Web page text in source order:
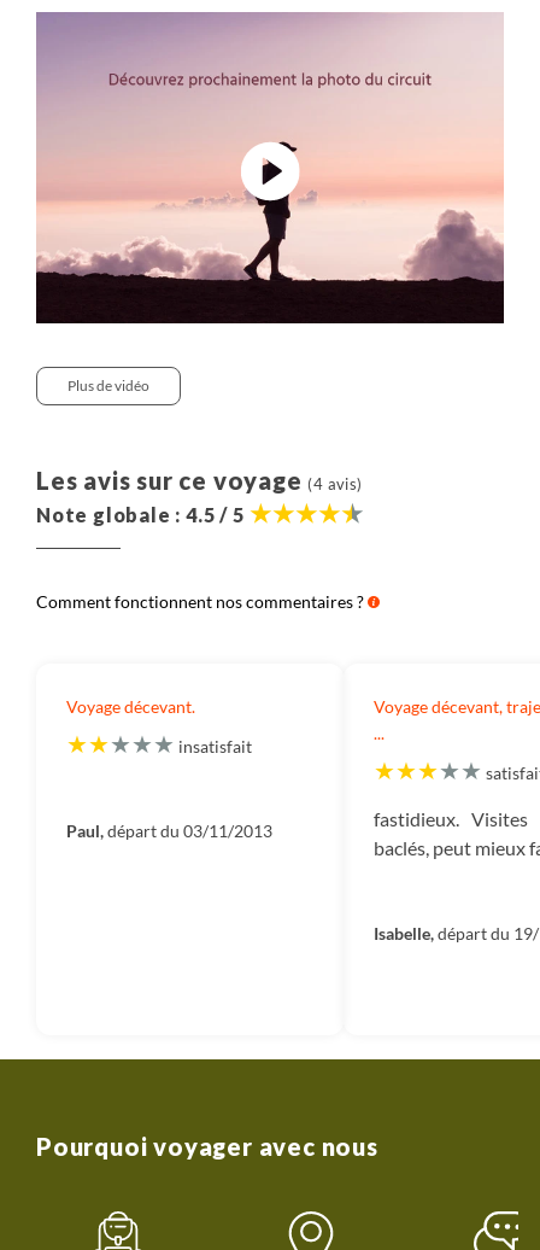
Bandipur : Old Inn B&B
Parc National de Chitwan - Green Mansions Jungle
Resort
Nagarkhot - Club Himalaya
Plus de vidéo
Les avis sur ce voyage (4 avis)
Note globale : 4.5 / 5
Comment fonctionnent nos commentaires ?
Voyage décevant.
insatisfait
Paul,départ du 03/11/2013
Voyage décevant,
...
fastidieux. Visites
baclés, peut mieux
Isabelle,départ du
Pourquoi voyager avec nous